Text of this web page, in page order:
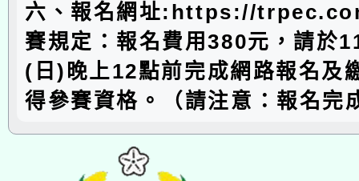
六、報名網址:https://
賽規定：報名費用380元，請於
(日)晚上12點前完成網路報名及
得參賽資格。（請注意：報名完